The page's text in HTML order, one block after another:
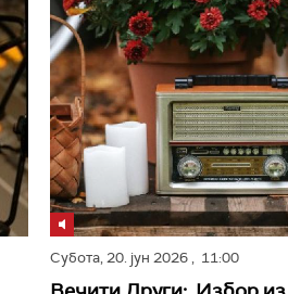
Субота,20. јун 2026, 11:00